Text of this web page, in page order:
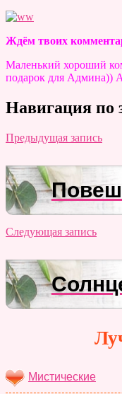
Ждём твоих
Маленький хороший
подарок для Админа))
Навигация по
Предыдущая запись
Следующая запись
Мистические